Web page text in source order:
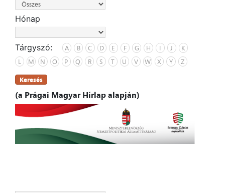
Hónap
Tárgyszó: A B C D E F G H I J
K
L
M N O P Q R S T U V W X Y Z
Keresés
(a Prágai Magyar Hírlap alapján)